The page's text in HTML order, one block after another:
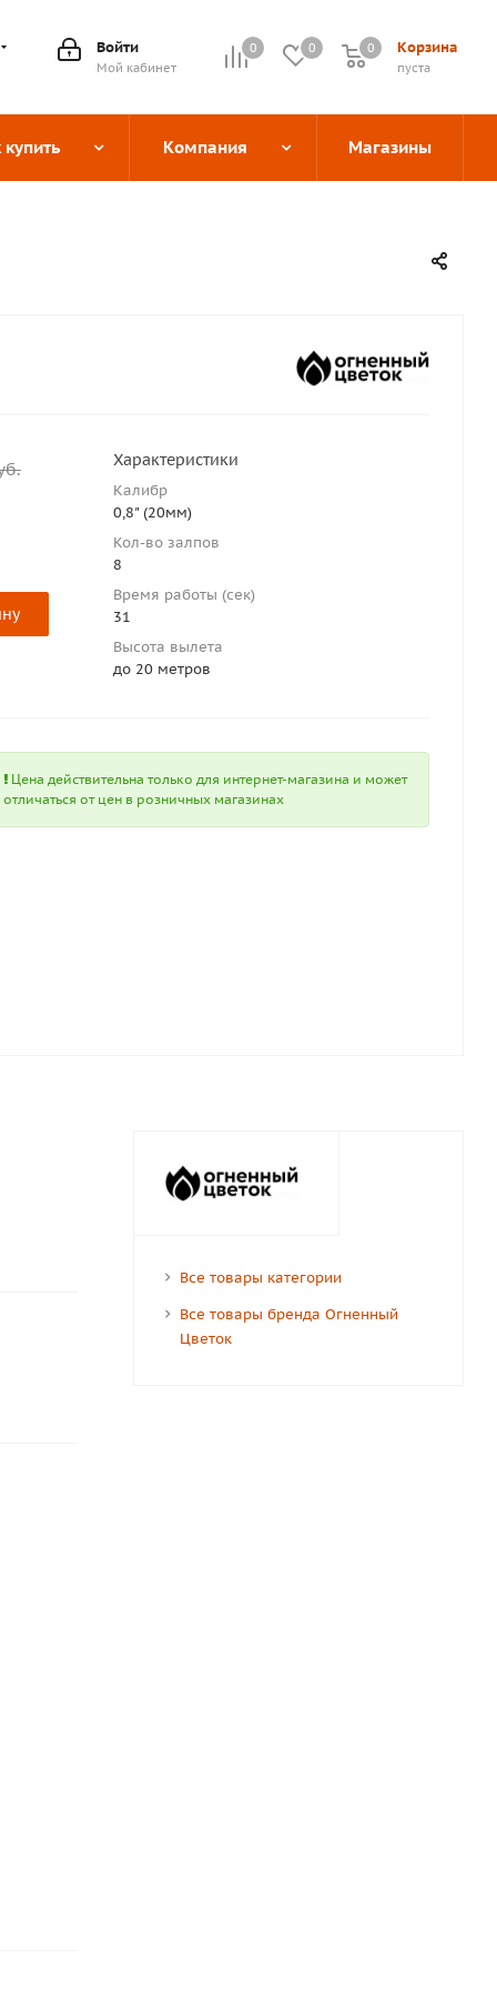
0 0 Корзина
0
пуста
0
Войти
Мой кабинет
купить Компания Магазины
Характеристики
Калибр
0,8" (20мм)
Кол-во залпов
8
Время работы (сек)
31
Высота вылета
до 20 метров
Цена действительна только для интернет-магазина и может
отличаться от цен в розничных магазинах
Все товары категории
Все товары бренда Огненный
Цветок